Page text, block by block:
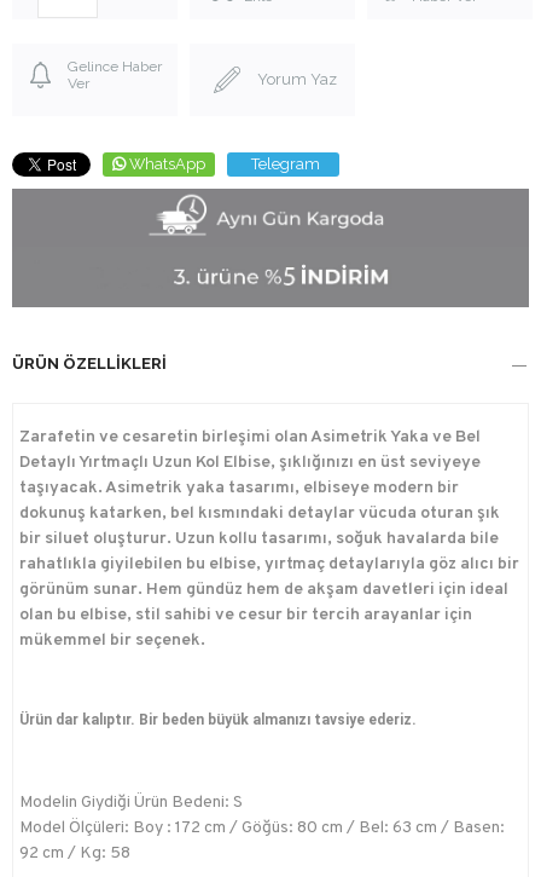
Gelince Haber
Ver
Yorum Yaz
WhatsApp Telegram
ÜRÜN ÖZELLIKLERI
Zarafetin ve cesaretin birleşimi olan Asimetrik Yaka ve Bel
Detaylı Yırtmaçlı Uzun Kol Elbise, şıklığınızı en üst seviyeye
taşıyacak. Asimetrik yaka tasarımı, elbiseye modern bir
dokunuş katarken, bel kısmındaki detaylar vücuda oturan şık
bir siluet oluşturur. Uzun kollu tasarımı, soğuk havalarda bile
rahatlıkla giyilebilen bu elbise, yırtmaç detaylarıyla göz alıcı bir
görünüm sunar. Hem gündüz hem de akşam davetleri için ideal
olan bu elbise, stil sahibi ve cesur bir tercih arayanlar için
mükemmel bir seçenek.
Ürün dar kalıptır. Bir beden büyük almanızı tavsiye ederiz.
Modelin Giydiği Ürün Bedeni: S
Model Ölçüleri: Boy : 172 cm / Göğüs: 80 cm / Bel: 63 cm / Basen:
92 cm / Kg: 58